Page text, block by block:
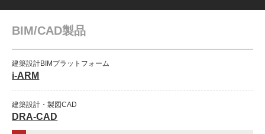
BIM/CAD製品
建築設計BIMプラットフォーム
i-ARM
建築設計・製図CAD
DRA-CAD